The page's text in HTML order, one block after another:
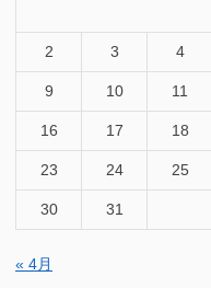
2 3 4
9 10 11
16 17 18
23 24 25
30 31
« 4月